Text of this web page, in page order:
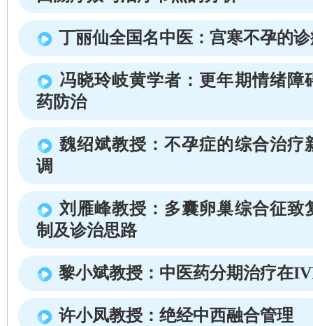
丁丽仙全国名中医：宫寒不孕的
冯晓玲岐黄学者：更年期情绪障
药防治
魏绍斌教授：不孕症的综合治
调
刘雁峰教授：多囊卵巢综合征致
制及诊治思路
黎小斌教授：中医药分期治疗在
许小凤教授：绝经中西融合管理